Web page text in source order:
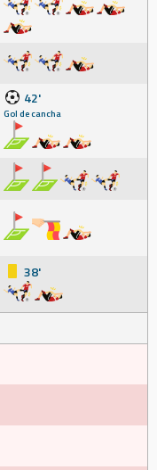
42'
Gol de cancha
38'